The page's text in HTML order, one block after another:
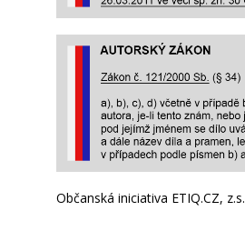
Občanská iniciativa ETIQ.CZ, z.s.